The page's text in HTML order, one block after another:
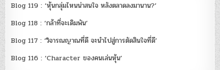
Blog 119 : ‘หุ้นกลุ่มไหนน่าสนใจ หลังตลาดลงมานาน?’
Blog 118 : ‘กล้าที่จะเดิมพัน’
Blog 117 : ‘วิจารณญาณที่ดี จะนำไปสู่การตัดสินใจที่ดี’
Blog 116 : ‘Character ของคนเล่นหุ้น’